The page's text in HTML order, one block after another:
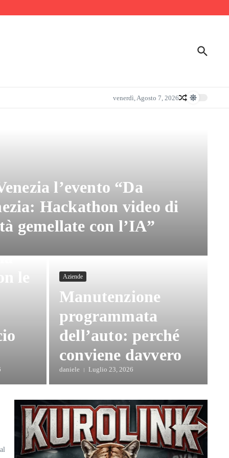
venerdì, Agosto 7, 2026
l’evento “Da
Hackathon video di
gemellate con l’IA”
le
Aziende
Manutenzione
programmata
dell’auto: perché
conviene davvero
daniele Luglio 23, 2026